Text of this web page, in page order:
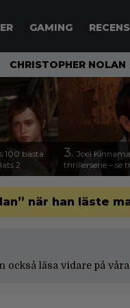
GAMING
CHRISTOPHER NOLAN
100 bästa
2
3. Joel
thrillerserie – se
när han läste
också läsa vidare på våra